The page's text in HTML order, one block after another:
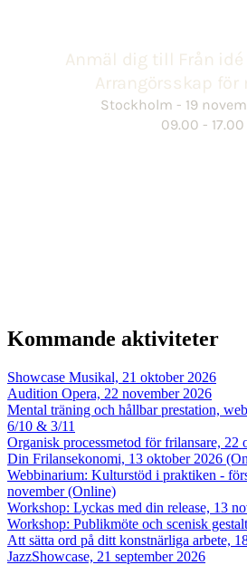
Kommande aktiviteter
Showcase Musikal, 21 oktober 2026
Audition Opera, 22 november 2026
Mental träning och hållbar prestation,
6/10 & 3/11
Organisk processmetod för frilansare, 22
Din Frilansekonomi, 13 oktober 2026
Webbinarium: Kulturstöd i praktiken -
november (Online)
Workshop: Lyckas med din release, 13
Workshop: Publikmöte och scenisk
Att sätta ord på ditt konstnärliga arbete,
JazzShowcase, 21 september 2026